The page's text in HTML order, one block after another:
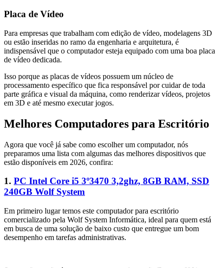
Placa de Vídeo
Para empresas que trabalham com edição de vídeo, modelagens 3D
ou estão inseridas no ramo da engenharia e arquitetura, é
indispensável que o computador esteja equipado com uma boa placa
de vídeo dedicada.
Isso porque as placas de vídeos possuem um núcleo de
processamento específico que fica responsável por cuidar de toda
parte gráfica e visual da máquina, como renderizar vídeos, projetos
em 3D e até mesmo executar jogos.
Melhores Computadores para Escritório
Agora que você já sabe como escolher um computador, nós
preparamos uma lista com algumas das melhores dispositivos que
estão disponíveis em 2026, confira:
1. PC Intel Core i5 3º3470 3,2ghz, 8GB RAM, SSD
240GB Wolf System
Em primeiro lugar temos este computador para escritório
comercializado pela Wolf System Informática, ideal para quem está
em busca de uma solução de baixo custo que entregue um bom
desempenho em tarefas administrativas.